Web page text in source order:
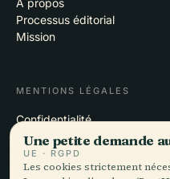
À propos
Processus éditorial
Mission
MENTIONS LÉGALES
Confidentialité
Conditions
Paramètres des cookies
Supprimer le compte
Une petite demande
UE · RGPD
Les cookies strictement